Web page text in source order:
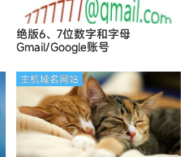
绝版6、7位数字和字母
Gmail/Google账号
主机域名网站